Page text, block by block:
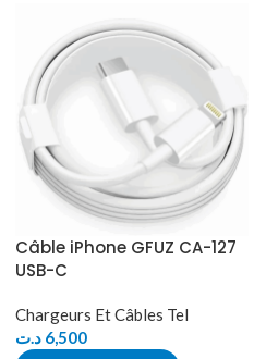
Câble iPhone GFUZ CA-127
USB-C
Chargeurs Et Câbles Tel
6,500 د.ت